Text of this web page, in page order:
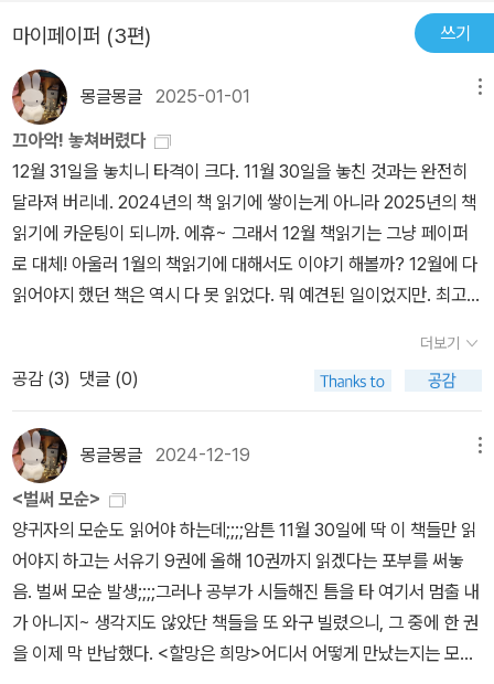
싸우는 장면도 있던데. 손오공은 사위국 공주로 변신한 요괴를 퇴치
하고 진짜 공주를 찾아 준다. 공던져 결혼하기 이벤트를 꾸며 1년동
안이나 ‘첫날밤 그의 원양진기를 빼앗아 태을상선이 되기로 음모를
꾸며 놓고 있었던(98)' 여요괴는 알고보니 달나라 옥토끼였다. 월궁
의 주인인 태음성군이 와서 옥토끼를 데려간다. 마음이 많이 여유있
어진 손오공은 요괴의 본모습을 보고도 예전처럼 단매에 때려 죽이려
고 봉을 꺼내들기는 커녕, 옥토끼를 귀여워한다. 오, 손오공 너 많이
변했다? 뿐만 아니라 삼장도 둘째만 편애하는 어리석은 가부장 같은
모습을 보이던 지난 1~9회와 달리 이제는 제대로 헛소리하는 저팔계
다. 이어 구원외 부자의 지극한 공양을 받는 일행. 이어지는 환대를
거절하고 떠나는 날 하필 구부자집에 도둑이 든다. 부인을 호의를 거
절당한 것이 분해 앙심을 품고 일행을 고소, 손오공이 해결하고 구부
자도 염라대왕에게 말해서 살려준다. *** 주의! 조만간 <서유기>
완역본을 읽을 계획이 있으신 분은 이 이하 읽지 마세요. 서유기 전체
에서 가장 중요한 대목입니다. 드디어 여래 계신 영취산에 이르렀다.
차원이 다른 세상으로 가려면 강을 건너야 하는 법, 역시 취경일행은
세찬 강물을 만난다. 위태로운 외나무 다리만 있을뿐. 일행이 못 건너
고 있자 부처가 뱃사공으로 변신해서 밑바닥이 없는 배로 건너준다.
이때, 상류에서 사람 시체가 한 구 떠내려오는데,,, 바로 삼장이었다!
이 대목, 역자 주에 따르면 ‘당나라 스님이 능운도에서 육신의 껍질을
마이페이퍼 (3편) 쓰기
몽글몽글 2025-01-01
끄아악! 놓쳐버렸다
12월 31일을 놓치니 타격이 크다. 11월 30일을 놓친 것과는 완전히
달라져 버리네. 2024년의 책 읽기에 쌓이는게 아니라 2025년의 책
읽기에 카운팅이 되니까. 에휴~ 그래서 12월 책읽기는 그냥 페이퍼
로 대체! 아울러 1월의 책읽기에 대해서도 이야기 해볼까? 12월에 다
읽어야지 했던 책은 역시 다 못 읽었다. 뭐 예견된 일이었지만. 최고로
여러 비극으로 힘들기도 했고.. 그래도 1월엔 좀 힘이 날 거 같다. 내
가 죽어야 하는 꿈도 그렇고-에고의 죽음과 연관시켜 풀이했다. 새해
엔 좀 더 무아에 다가가길-결국 놓아버리면 다 되는 일인데 그게 그렇
게 힘드네..-줄표가 왤케 많아- 아무튼- 죽음과 부활. 2025 시작이
아주 제대로다. 12월 초 이번달 읽겠다고 한 페이퍼에 동그라미 친 것
으로 12월 정산은 갈음하고-게으른 자여. 그새 시작할 때와 마음이
바뀜- 1월에 읽을 책이나 좀 써봐야겠다. 1월엔 조금 여유가 생길까?
아닐 거 같긴 한데, 그래도 화이팅!!1. 종의 기원 ; 너무 조금씩 읽으면
흐름이 끊기더라! 다시 시작!!2. 초가공식품 : 맘만 먹음 금새 다 읽을
수 있을 거 같다. 근데 어제도 컵라면 먹음;;; 읽는 동안 끊지 말라고
했으니까;;;; 합리화 최고!!3. 나는 단순하게 살기로 했다 : 1월에 대대
더보기
공감 (3) 댓글 (0)
몽글몽글 2024-12-19
<벌써 모순>
양귀자의 모순도 읽어야 하는데;;;;암튼 11월 30일에 딱 이 책들만 읽
어야지 하고는 서유기 9권에 올해 10권까지 읽겠다는 포부를 써놓
음. 벌써 모순 발생;;;;그러나 공부가 시들해진 틈을 타 여기서 멈출 내
가 아니지~ 생각지도 않았단 책들을 또 와구 빌렸으니, 그 중에 한 권
을 이제 막 반납했다. <할망은 희망>어디서 어떻게 만났는지는 모르